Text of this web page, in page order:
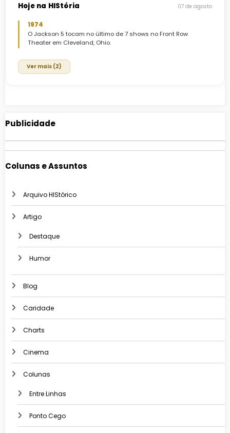
Hoje na HIStória 07 de agosto
1974
O Jackson 5 tocam no último de 7 shows no Front Row
Theater em Cleveland, Ohio.
Ver mais (2)
Publicidade
Colunas e Assuntos
Arquivo HIStórico
Artigo
Destaque
Humor
Blog
Caridade
Charts
Cinema
Colunas
Entre Linhas
Ponto Cego